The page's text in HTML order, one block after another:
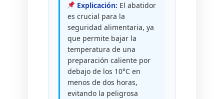
Explicación: El abatidor
es crucial para la
seguridad alimentaria, ya
que permite bajar la
temperatura de una
preparación caliente por
debajo de los 10°C en
menos de dos horas,
evitando la peligrosa